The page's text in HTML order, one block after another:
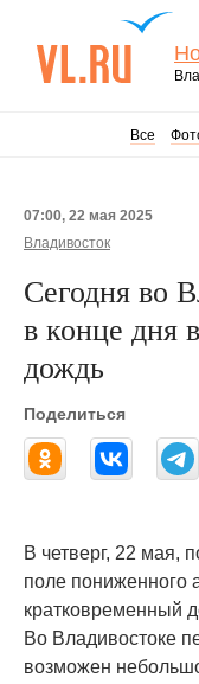
Все
07:00, 22 мая 2025
Владивосток
Сегодня во
в конце дня
дождь
Поделиться
В четверг, 22 мая,
поле пониженного
кратковременный
Во Владивостоке
возможен